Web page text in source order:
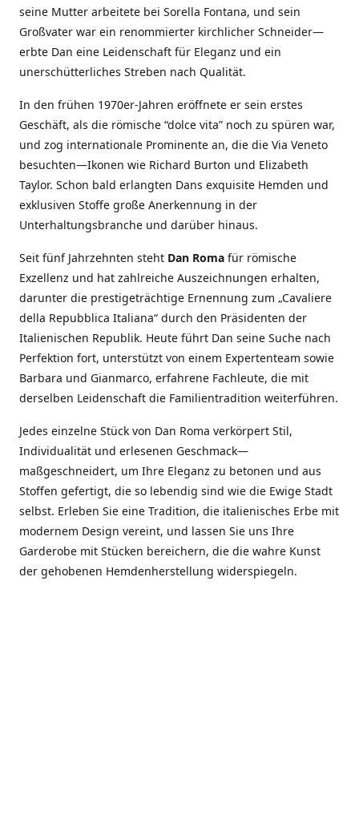
seine Mutter arbeitete bei Sorella Fontana, und sein
Großvater war ein renommierter kirchlicher Schneider—
erbte Dan eine Leidenschaft für Eleganz und ein
unerschütterliches Streben nach Qualität.
In den frühen 1970er-Jahren eröffnete er sein erstes
Geschäft, als die römische “dolce vita” noch zu spüren war,
und zog internationale Prominente an, die die Via Veneto
besuchten—Ikonen wie Richard Burton und Elizabeth
Taylor. Schon bald erlangten Dans exquisite Hemden und
exklusiven Stoffe große Anerkennung in der
Unterhaltungsbranche und darüber hinaus.
Seit fünf Jahrzehnten steht Dan Roma für römische
Exzellenz und hat zahlreiche Auszeichnungen erhalten,
darunter die prestigeträchtige Ernennung zum „Cavaliere
della Repubblica Italiana“ durch den Präsidenten der
Italienischen Republik. Heute führt Dan seine Suche nach
Perfektion fort, unterstützt von einem Expertenteam sowie
Barbara und Gianmarco, erfahrene Fachleute, die mit
derselben Leidenschaft die Familientradition weiterführen.
Jedes einzelne Stück von Dan Roma verkörpert Stil,
Individualität und erlesenen Geschmack—
maßgeschneidert, um Ihre Eleganz zu betonen und aus
Stoffen gefertigt, die so lebendig sind wie die Ewige Stadt
selbst. Erleben Sie eine Tradition, die italienisches Erbe mit
modernem Design vereint, und lassen Sie uns Ihre
Garderobe mit Stücken bereichern, die die wahre Kunst
der gehobenen Hemdenherstellung widerspiegeln.